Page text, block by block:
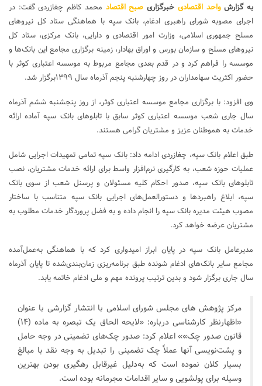
به گزارشواحد اقتصادی خبرگزاری صبح اقتصاد محمد کاظم چغازردی گفت: در
اجرای مصوبه شورای راهبری ادغام، بانک سپه با هماهنگی ستاد کل نیروهای
مسلح جمهوری اسلامی، وزارت امور اقتصادی و دارایی، بانک مرکزی، ستاد کل
نیروهای مسلح و سازمان بورس و اوراق بهادار، زمینه برگزاری مجامع این بانک‌ها و
موسسه را فراهم کرد و در قدم بعدی مجامع مربوط به موسسه اعتباری کوثر با
حضور اکثریت سهامداران در روز چهارشنبه پنجم آذرماه سال ۱۳۹۹برگزار شد.
وی افزود: با برگزاری مجامع موسسه اعتباری کوثر، از روز پنجشنبه ششم آذرماه
سال جاری شعب موسسه اعتباری کوثر سابق با تابلوهای بانک سپه آماده ارائه
خدمات به هموطنان عزیز و مشتریان گرامی هستند.
طبق اعلام بانک سپه، چغازردی ادامه داد: بانک سپه تمامی تمهیدات اجرایی شامل
عملیات حوزه شعب، به ‌کارگیری نرم‌افزار واسط برای ارائه خدمات مشتریان، نصب
تابلوهای بانک سپه، صدور احکام کلیه مسئولان و پرسنل شعب از سوی بانک
سپه، ابلاغ راهبردها و دستورالعمل‌های اجرایی بانک سپه متناسب با ساختار
مصوب هیئت‌ مدیره بانک سپه را انجام داده و به فضل پروردگار خدمات مطلوب به
مشتریان عرضه خواهد کرد.
مدیرعامل بانک سپه در پایان ابراز امیدواری کرد که با هماهنگی به‌عمل‌آمده
مجامع سایر بانک‌های ادغام شونده طبق برنامه‌ریزی زمان‌بندی‌شده تا پایان آذرماه
سال جاری برگزار شود و بدین ترتیب پرونده مهم و ملی ادغام خاتمه یابد.
مرکز پژوهش های مجلس شورای اسلامی با انتشار گزارشی با عنوان
«اظهارنظر کارشناسی درباره: «لایحه الحاق یک تبصره به ماده (۱۴)
قانون صدور چک»» اعلام کرد: صدور چک‌های تضمینی در وجه حامل
و پشت‌نویسی آنها عملاً چک تضمینی را تبدیل به وجه نقد با مبالغ
بسیار کلان نموده است که به‌دلیل غیرقابل رهگیری بودن بهترین
وسیله برای پولشویی و سایر اقدامات مجرمانه بوده است.